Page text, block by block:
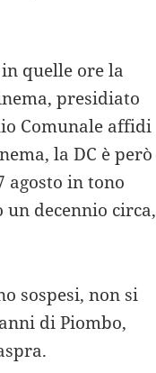
quelle ore la
presidiato
Comunale affidi
la DC è però
in tono
decennio circa,
sospesi, non si
di Piombo,